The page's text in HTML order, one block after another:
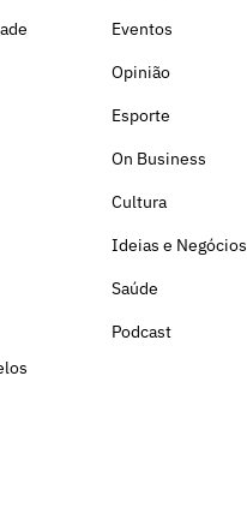
Eventos
Opinião
Esporte
On Business
Cultura
Ideias e Negócios
Saúde
Podcast